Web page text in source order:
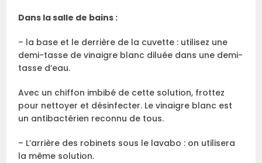
Dans la salle de bains :
– la base et le derrière de la cuvette : utilisez une
demi-tasse de vinaigre blanc diluée dans une demi-
tasse d’eau.
Avec un chiffon imbibé de cette solution, frottez
pour nettoyer et désinfecter. Le vinaigre blanc est
un antibactérien reconnu de tous.
– L’arrière des robinets sous le lavabo : on utilisera
la même solution.